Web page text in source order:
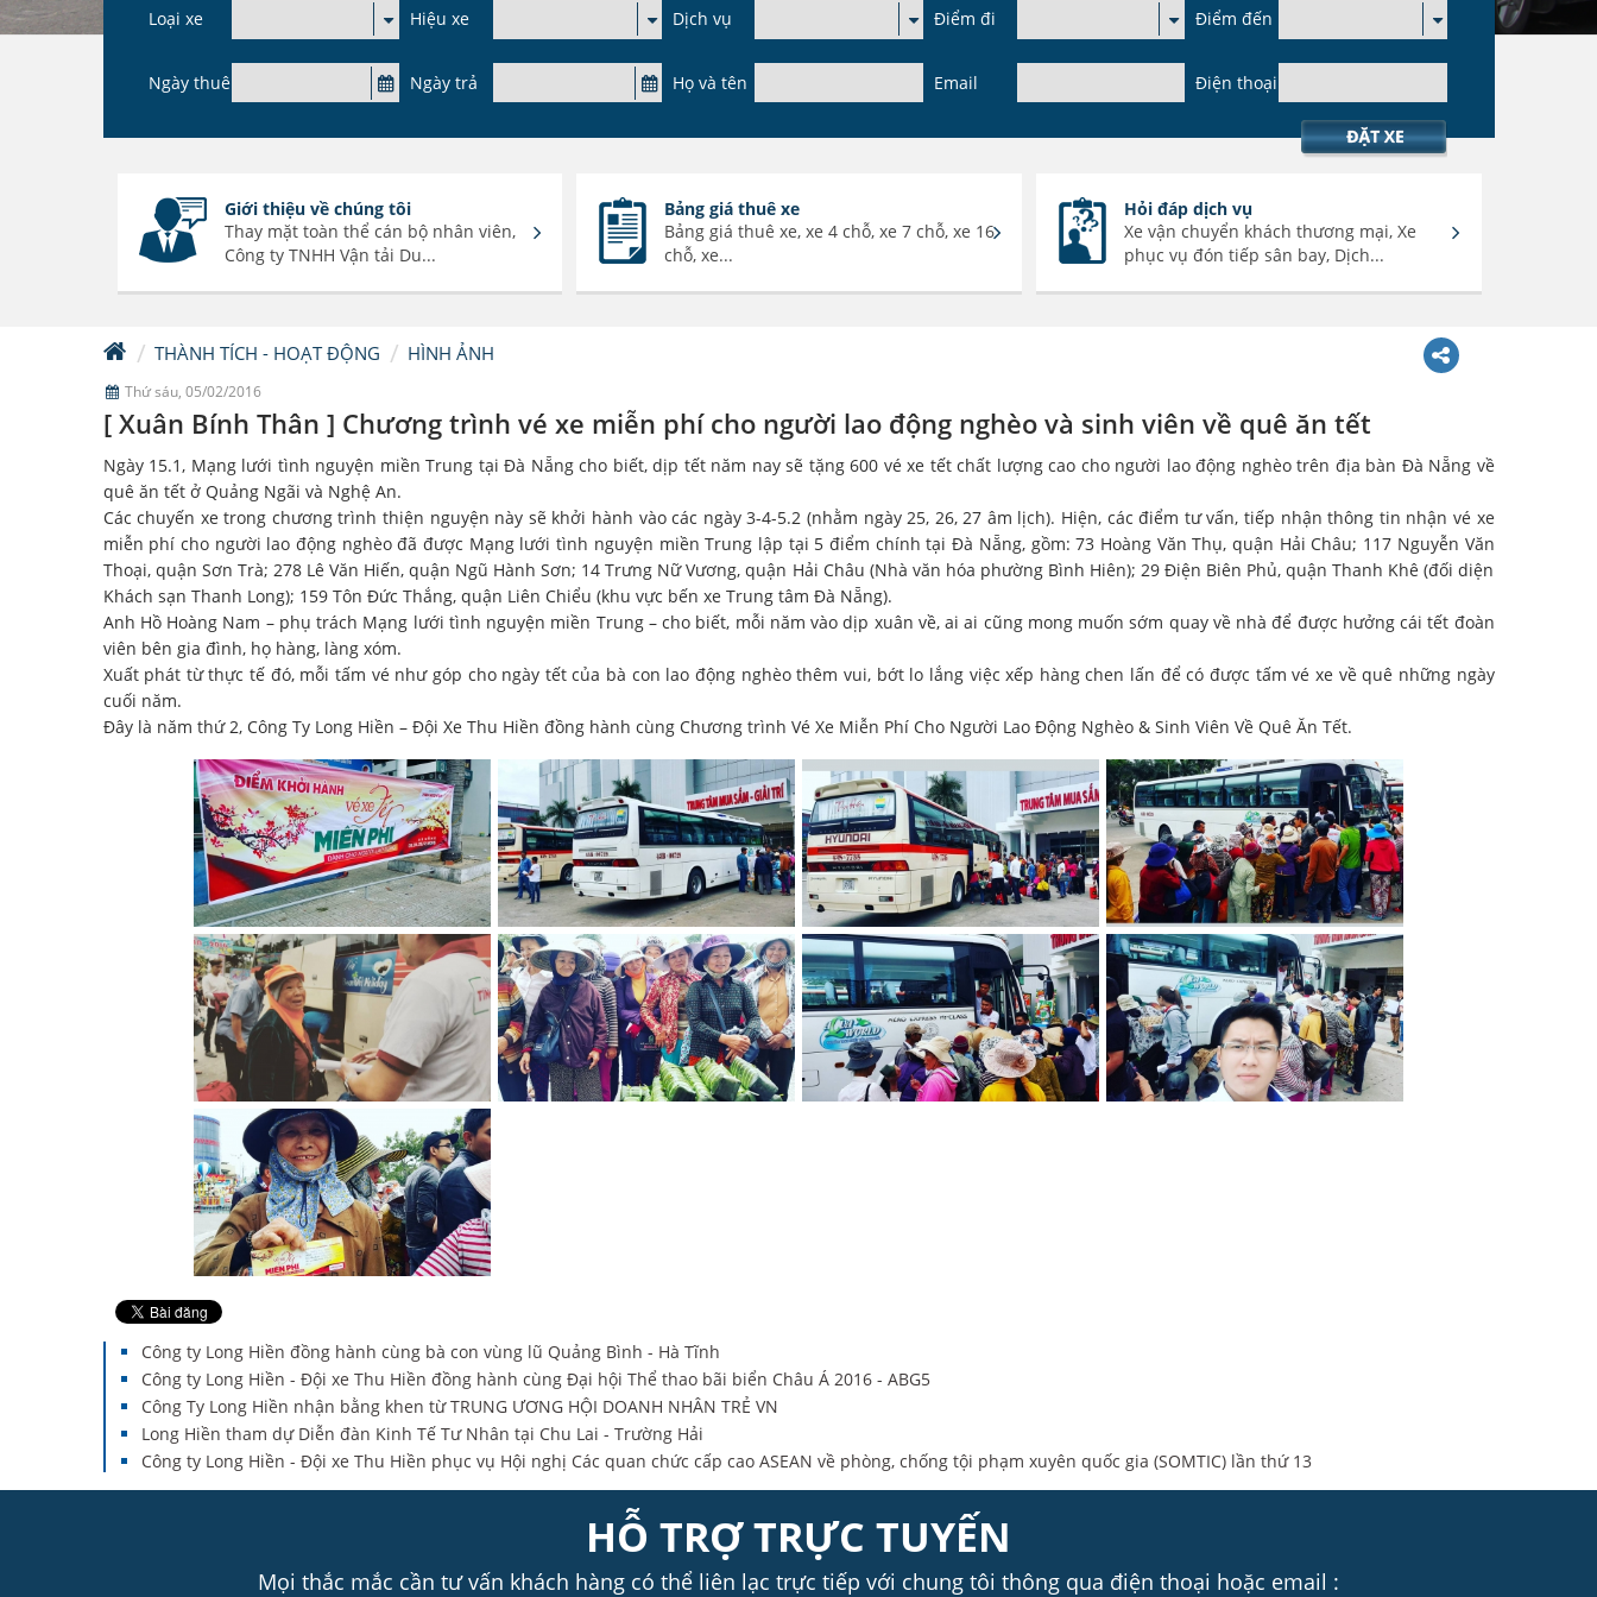
Loại xe Hiệu xe Dịch vụ Điểm đi Điểm đến
Ngày thuê Ngày trả Họ và tên Email Điện thoại
Giới thiệu về chúng tôi
Thay mặt toàn thể cán bộ nhân viên,
Công ty TNHH Vận tải Du...
Bảng giá thuê xe
Bảng giá thuê xe, xe 4 chỗ, xe 7 chỗ, xe 16
chỗ, xe...
Hỏi đáp dịch vụ
Xe vận chuyển khách thương mại, Xe
phục vụ đón tiếp sân bay, Dịch...
THÀNH TÍCH - HOẠT ĐỘNG HÌNH ẢNH
Thứ sáu, 05/02/2016
[ Xuân Bính Thân ] Chương trình vé xe miễn phí cho người lao động nghèo và sinh viên về quê ăn tết
Ngày 15.1, Mạng lưới tình nguyện miền Trung tại Đà Nẵng cho biết, dịp tết năm nay sẽ tặng 600 vé xe tết chất lượng cao cho người lao động nghèo trên địa bàn Đà Nẵng về
quê ăn tết ở Quảng Ngãi và Nghệ An.
Các chuyến xe trong chương trình thiện nguyện này sẽ khởi hành vào các ngày 3-4-5.2 (nhằm ngày 25, 26, 27 âm lịch). Hiện, các điểm tư vấn, tiếp nhận thông tin nhận vé xe
miễn phí cho người lao động nghèo đã được Mạng lưới tình nguyện miền Trung lập tại 5 điểm chính tại Đà Nẵng, gồm: 73 Hoàng Văn Thụ, quận Hải Châu; 117 Nguyễn Văn
Thoại, quận Sơn Trà; 278 Lê Văn Hiến, quận Ngũ Hành Sơn; 14 Trưng Nữ Vương, quận Hải Châu (Nhà văn hóa phường Bình Hiên); 29 Điện Biên Phủ, quận Thanh Khê (đối diện
Khách sạn Thanh Long); 159 Tôn Đức Thắng, quận Liên Chiểu (khu vực bến xe Trung tâm Đà Nẵng).
Anh Hồ Hoàng Nam – phụ trách Mạng lưới tình nguyện miền Trung – cho biết, mỗi năm vào dịp xuân về, ai ai cũng mong muốn sớm quay về nhà để được hưởng cái tết đoàn
viên bên gia đình, họ hàng, làng xóm.
Xuất phát từ thực tế đó, mỗi tấm vé như góp cho ngày tết của bà con lao động nghèo thêm vui, bớt lo lắng việc xếp hàng chen lấn để có được tấm vé xe về quê những ngày
cuối năm.
Đây là năm thứ 2, Công Ty Long Hiền – Đội Xe Thu Hiền đồng hành cùng Chương trình Vé Xe Miễn Phí Cho Người Lao Động Nghèo & Sinh Viên Về Quê Ăn Tết.
Công ty Long Hiền đồng hành cùng bà con vùng lũ Quảng Bình - Hà Tĩnh
Công ty Long Hiền - Đội xe Thu Hiền đồng hành cùng Đại hội Thể thao bãi biển Châu Á 2016 - ABG5
Công Ty Long Hiền nhận bằng khen từ TRUNG ƯƠNG HỘI DOANH NHÂN TRẺ VN
Long Hiền tham dự Diễn đàn Kinh Tế Tư Nhân tại Chu Lai - Trường Hải
Công ty Long Hiền - Đội xe Thu Hiền phục vụ Hội nghị Các quan chức cấp cao ASEAN về phòng, chống tội phạm xuyên quốc gia (SOMTIC) lần thứ 13
HỖ TRỢ TRỰC TUYẾN
Mọi thắc mắc cần tư vấn khách hàng có thể liên lạc trực tiếp với chung tôi thông qua điện thoại hoặc email :